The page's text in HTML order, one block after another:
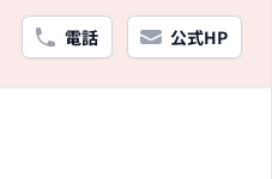
電話 公式HP